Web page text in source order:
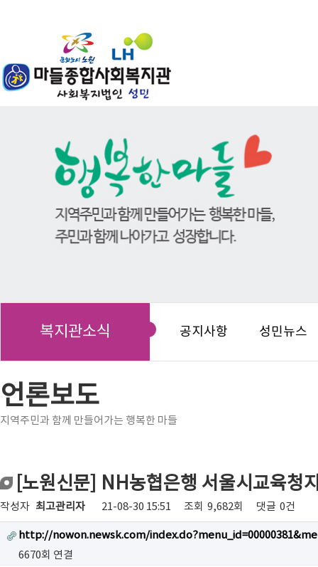
복지관소식 공지사항 성민뉴스
언론보도
지역주민과 함께 만들어가는 행복한 마들
[노원신문] NH농협은행 서울시교육청
작성자 최고관리자 21-08-30 15:51 조회 9,682회 댓글 0건
http://nowon.newsk.com/
6670회 연결